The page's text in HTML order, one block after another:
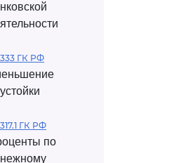
333 ГК РФ
ГК РФ
по